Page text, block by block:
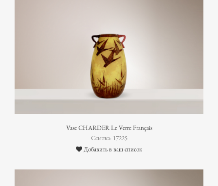
Vase CHARDER Le Verre Français
Ссылка: 17225
Добавить в ваш список